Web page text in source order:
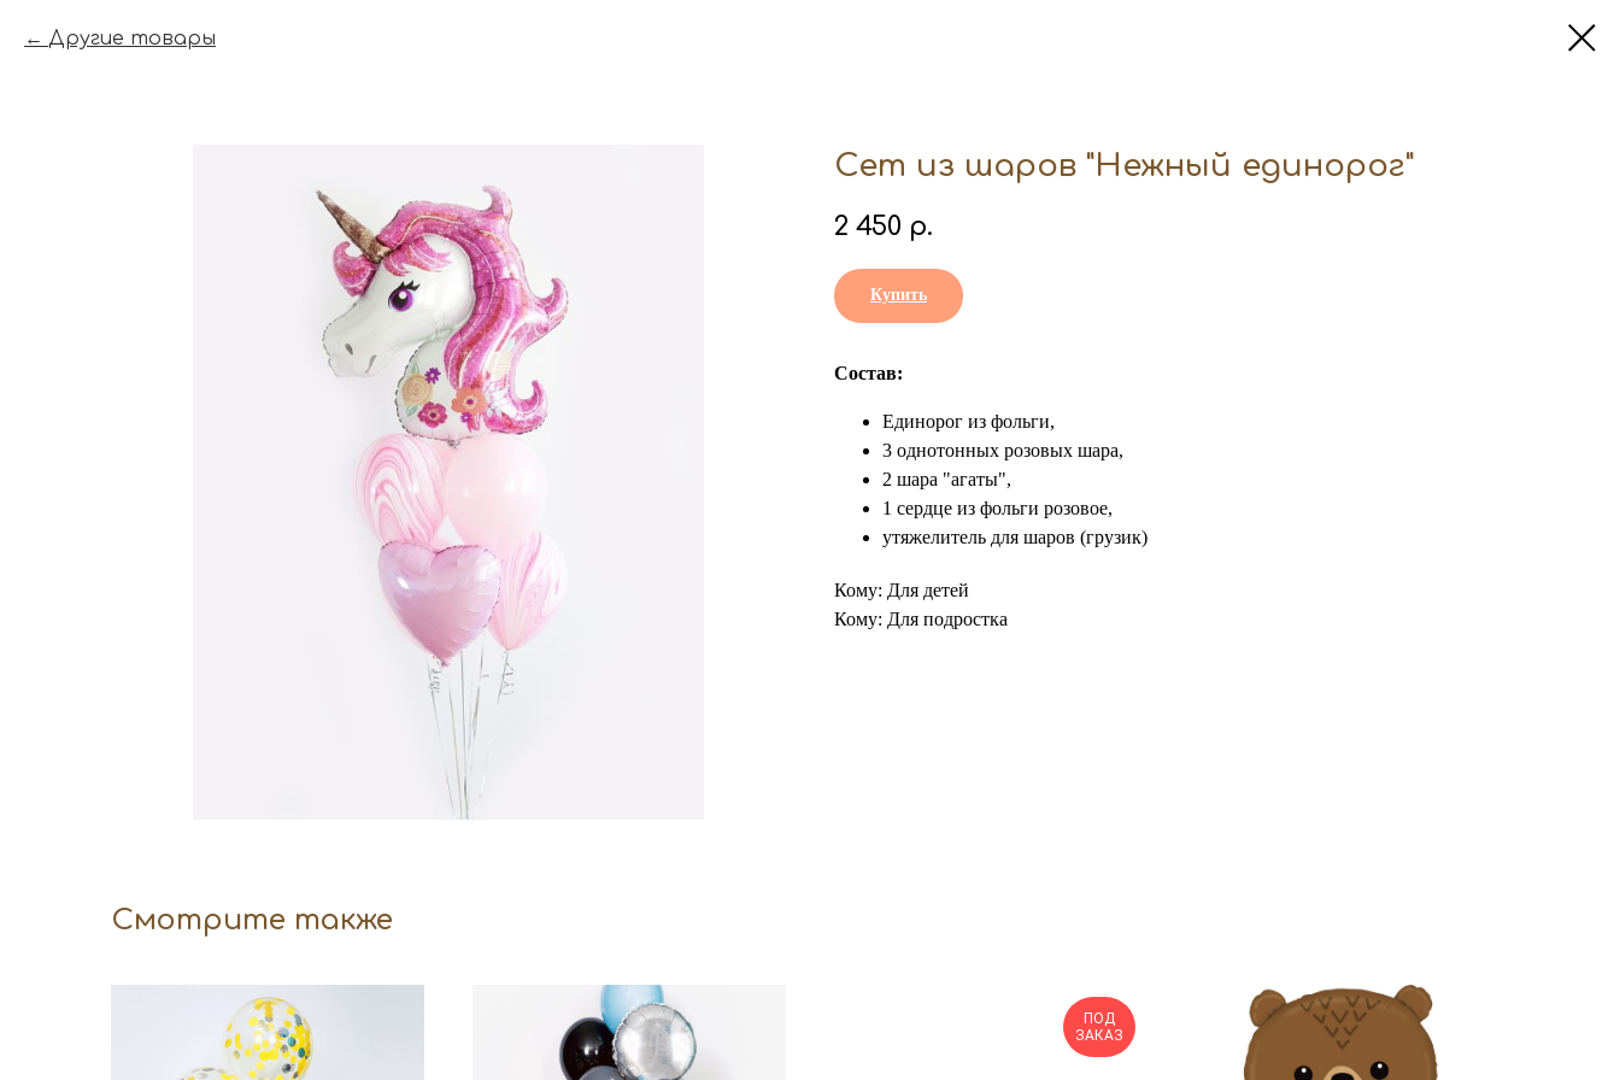
Другие товары
Сет из шаров "Нежный единорог"
2 450 р.
Купить
Состав:
Единорог из фольги,
3 однотонных розовых шара,
2 шара "агаты",
1 сердце из фольги розовое,
утяжелитель для шаров (грузик)
Кому: Для детей
Кому: Для подростка
Смотрите также
ПОД
ЗАКАЗ